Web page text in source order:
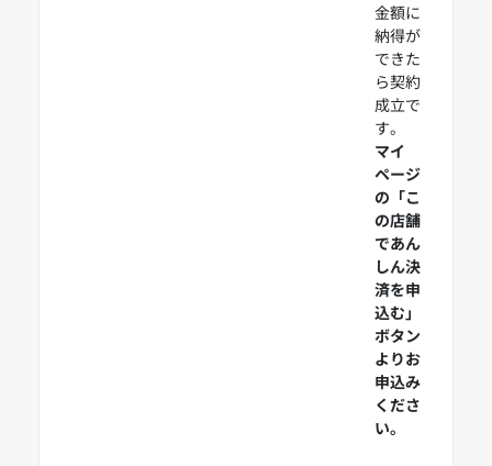
金額に
納得が
できた
ら契約
成立で
す。
マイ
ページ
の「こ
の店舗
であん
しん決
済を申
込む」
ボタン
よりお
申込み
くださ
い。